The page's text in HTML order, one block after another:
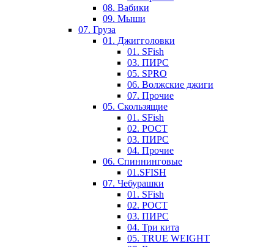
08. Вабики
09. Мыши
07. Груза
01. Джигголовки
01. SFish
03. ПИРС
05. SPRO
06. Волжские джиги
07. Прочие
05. Скользящие
01. SFish
02. РОСТ
03. ПИРС
04. Прочие
06. Спиннинговые
01.SFISH
07. Чебурашки
01. SFish
02. РОСТ
03. ПИРС
04. Три кита
05. TRUE WEIGHT